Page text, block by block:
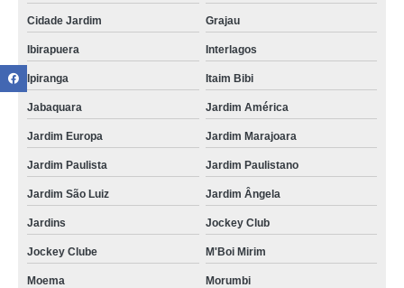
Cidade Jardim Grajau
Ibirapuera Interlagos
Ipiranga Itaim Bibi
Jabaquara Jardim América
Jardim Europa Jardim Marajoara
Jardim Paulista Jardim Paulistano
Jardim São Luiz Jardim Ângela
Jardins Jockey Club
Jockey Clube M'Boi Mirim
Moema Morumbi